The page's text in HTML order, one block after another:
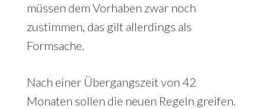
müssen dem Vorhaben zwar noch
zustimmen, das gilt allerdings als
Formsache.
Nach einer Übergangszeit von 42
Monaten sollen die neuen Regeln greifen.